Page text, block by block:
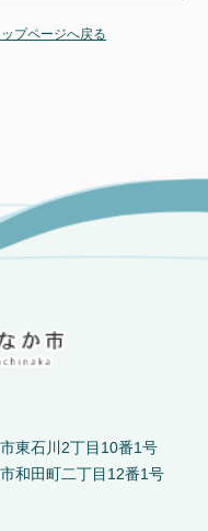
ップページへ戻る
東石川2丁目10番1号
和田町二丁目12番1号